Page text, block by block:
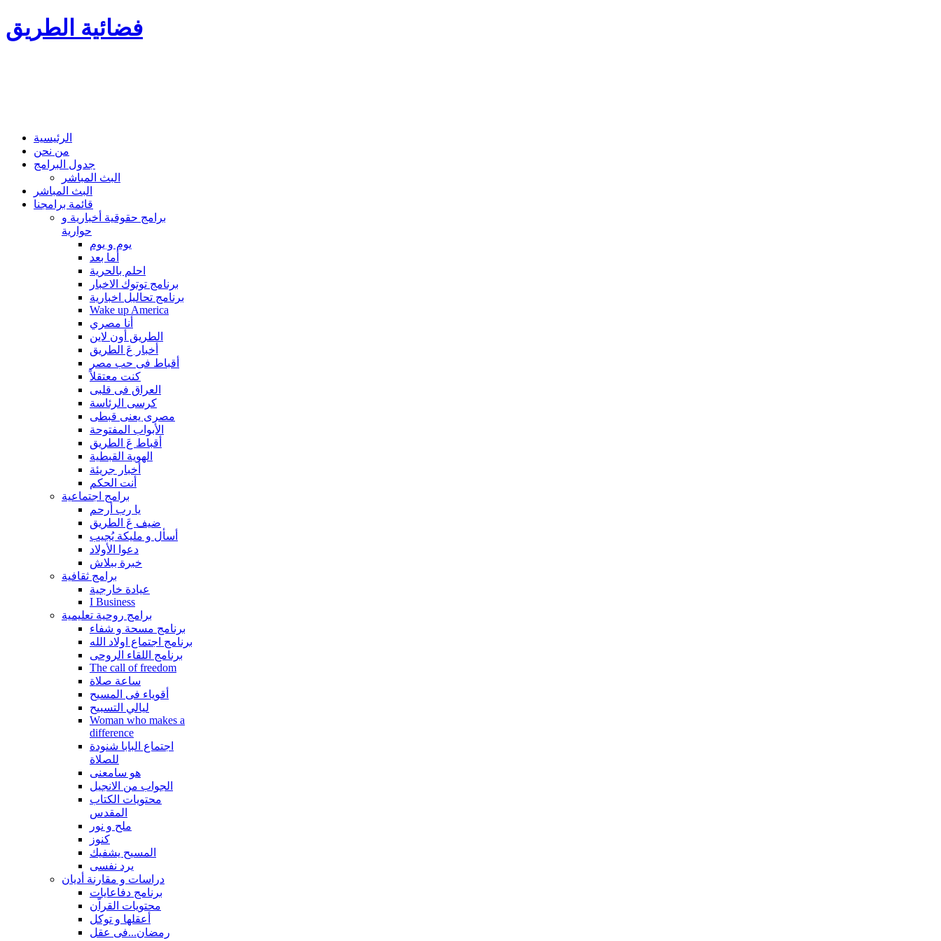
فضائية الطريق
الرئيسية
من نحن
جدول البرامج
البث المباشر
البث المباشر
قائمة برامجنا
برامج حقوقية أخبارية و
حوارية
يوم و يوم
أما بعد
احلم بالحرية
برنامج توتوك الاخبار
برنامج تحاليل اخبارية
Wake up America
أنا مصري
الطريق أون لاين
أخبار عَ الطريق
أقباط فى حب مصر
كنت معتقلاً
العراق فى قلبى
كرسى الرئاسة
مصرى يعنى قبطى
الأبواب المفتوحة
أقباط عَ الطريق
الهوية القبطية
أخبار جريئة
أنت الحكم
برامج اجتماعية
يا رب أرحم
ضيف عَ الطريق
أسأل و مليكة يُجيب
دعوا الأولاد
خبرة ببلاش
برامج ثقافية
عيادة خارجية
I Business
برامج روحية تعليمية
برنامج مسحة و شفاء
برنامج اجتماع اولاد الله
برنامج اللقاء الروحى
The call of freedom
ساعة صلاة
أقوياء فى المسيح
ليالي التسبيح
Woman who makes a
difference
اجتماع البابا شنودة
للصلاة
هو سامعنى
الجواب من الانجيل
محتويات الكتاب
المقدس
ملح و نور
كنوز
المسيح يشفيك
يرد نفسى
دراسات و مقارنة أديان
برنامج دفاعايات
محتويات القراّن
أعقلها و توكل
رمضان...فى عقل